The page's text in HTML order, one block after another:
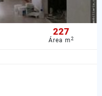
227
Área m2